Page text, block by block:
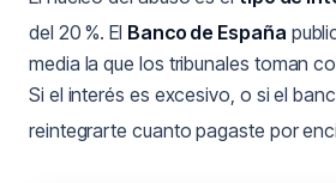
del 20 %. El Banco de España
media la que los tribunales toman
Si el interés es excesivo, o si el
reintegrarte cuanto pagaste por